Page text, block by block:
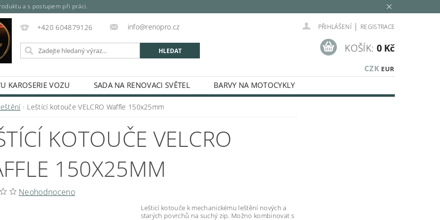
a s postupem při práci.
+420 604879126 info@renopro.cz PŘIHLÁŠENÍ | REGISTRACE
CZK EUR
KOŠÍK: 0 Kč
KAROSERIE VOZU SADA NA RENOVACI SVĚTEL
BARVY NA MOTOCYKLY
PLECHOVKY, KARTUŠE)
MÍCHANÉ PRŮMYSLOVÉ A SPECIÁLNÍ BARVY
ODMAŠŤOVAČE A KONZERVACE TMELY A LAMINOVACÍ SADY
LEPIDLA MASKOVÁNÍ A BALENÍ
KONTAKTY
Leštící kotouče VELCRO Waffle 150x25mm
KOTOUČE VELCRO
150X25MM
Neohodnoceno
Lešticí kotouče k mechanickému leštění nových a
starých povrchů na suchý zip. Možno kombinovat s